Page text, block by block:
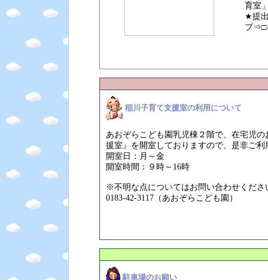
育室
★提
プ⇒□
稲川子育て支援室の利用について
あおぞらこども園乳児棟２階で、在宅児
援室』を開室しておりますので、是非ご利
開室日：月～金
開室時間：９時～16時
※不明な点についてはお問い合わせくださ
0183-42-3117（あおぞらこども園）
駐車場のお願い